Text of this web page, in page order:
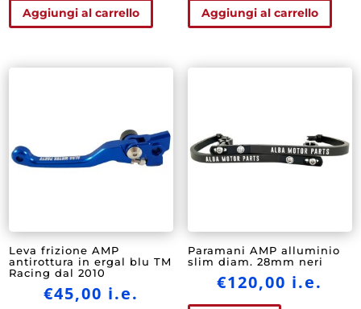
Aggiungi al carrello Aggiungi al carrello
Leva frizione AMP
antirottura in ergal blu TM
Racing dal 2010
€45,00 i.e.
Paramani AMP alluminio
slim diam. 28mm neri
€120,00 i.e.